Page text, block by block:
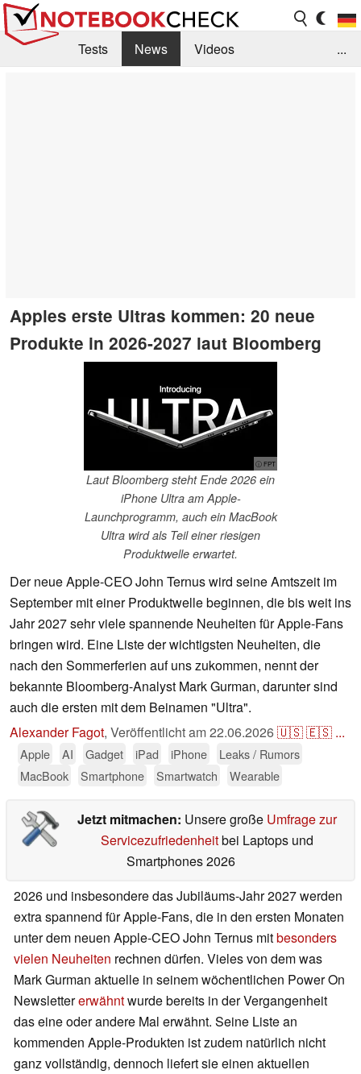
Tests News
Videos
...
Apples erste Ultras kommen: 20 neue
Produkte in 2026-2027 laut Bloomberg
ⓘ FPT
Laut Bloomberg steht Ende 2026 ein
iPhone Ultra am Apple-
Launchprogramm, auch ein MacBook
Ultra wird als Teil einer riesigen
Produktwelle erwartet.
Der neue Apple-CEO John Ternus wird seine Amtszeit im
September mit einer Produktwelle beginnen, die bis weit ins
Jahr 2027 sehr viele spannende Neuheiten für Apple-Fans
bringen wird. Eine Liste der wichtigsten Neuheiten, die
nach den Sommerferien auf uns zukommen, nennt der
bekannte Bloomberg-Analyst Mark Gurman, darunter sind
auch die ersten mit dem Beinamen "Ultra".
Alexander Fagot, Veröffentlicht am22.06.2026🇺🇸🇪🇸 ...
Apple AI Gadget iPad iPhone
Leaks / Rumors
MacBook
Smartphone Smartwatch Wearable
Jetzt mitmachen: Unsere große Umfrage zur
Servicezufriedenheitbei Laptops und
Smartphones 2026
2026 und insbesondere das Jubiläums-Jahr 2027 werden
extra spannend für Apple-Fans, die in den ersten Monaten
unter dem neuen Apple-CEO John Ternus mitbesonders
vielen Neuheiten rechnen dürfen. Vieles von dem was
Mark Gurman aktuelle in seinem wöchentlichen Power On
Newslettererwähntwurde bereits in der Vergangenheit
das eine oder andere Mal erwähnt. Seine Liste an
kommenden Apple-Produkten ist zudem natürlich nicht
ganz vollständig, dennoch liefert sie einen aktuellen